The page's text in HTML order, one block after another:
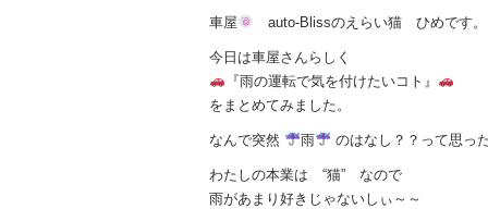
車屋 auto-Blissのえらい猫 ひめです。
今日は車屋さんらしく
『雨の運転で気を付けたいコト』
をまとめてみました。
なんで突然 雨 のはなし？？って思っ
わたしの本業は “猫” なので
雨があまり好きじゃないしぃ～～